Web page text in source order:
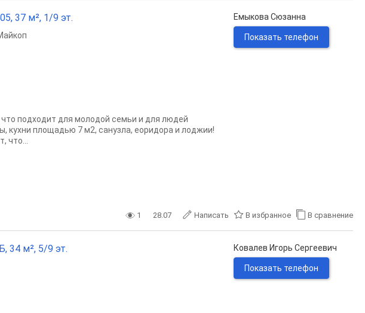
37 м², 1/9 эт.
подходит для молодой семьи и для людей
кухни площадью 7 м2, санузла, еоридора и лоджии!
что...
Емыкова Сюзанна
Показать телефон
1 28.07 Написать В избранное В сравнение
34 м², 5/9 эт. Ковалев Игорь Сергеевич
Показать телефон